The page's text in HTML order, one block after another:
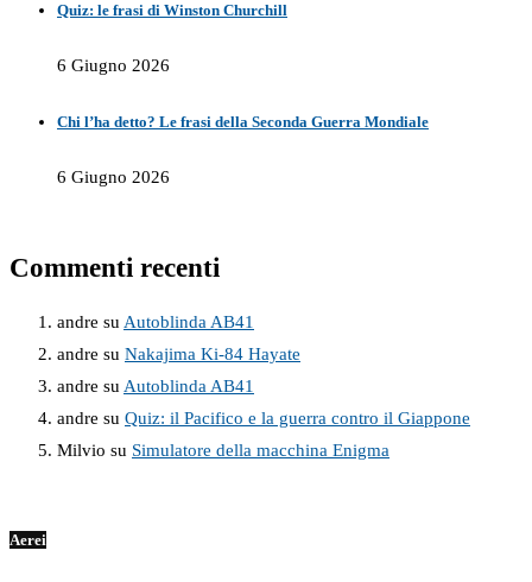
Quiz: le frasi di Winston Churchill
6 Giugno 2026
Chi l’ha detto? Le frasi della Seconda Guerra Mondiale
6 Giugno 2026
Commenti recenti
andre su Autoblinda AB41
andre su Nakajima Ki-84 Hayate
andre su Autoblinda AB41
andre su Quiz: il Pacifico e la guerra contro il Giappone
Milvio su Simulatore della macchina Enigma
Aerei